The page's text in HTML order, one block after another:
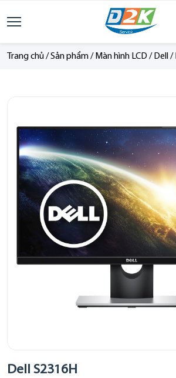
Trang chủ/Sản phẩm/ Màn hình LCD/ Dell /
Dell S2316H